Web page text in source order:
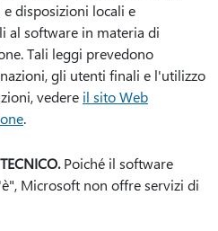
disposizioni locali e
al software in materia di
Tali leggi prevedono
gli utenti finali e l'utilizzo
vedere il sito Web
.
Poiché il software
Microsoft non offre servizi di